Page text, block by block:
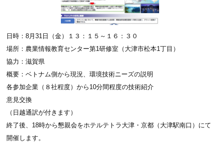
日時：8月31日（金）１３：１５～１６：３０
場所：農業情報教育センター第1研修室（大津市松本1丁目）
協力：滋賀県
概要：ベトナム側から現況、環境技術ニーズの説明
各参加企業（８社程度）から10分間程度の技術紹介
意見交換
（日越通訳が付きます）
終了後、18時から懇親会をホテルテトラ大津・京都（大津駅南口）にて
開催します。